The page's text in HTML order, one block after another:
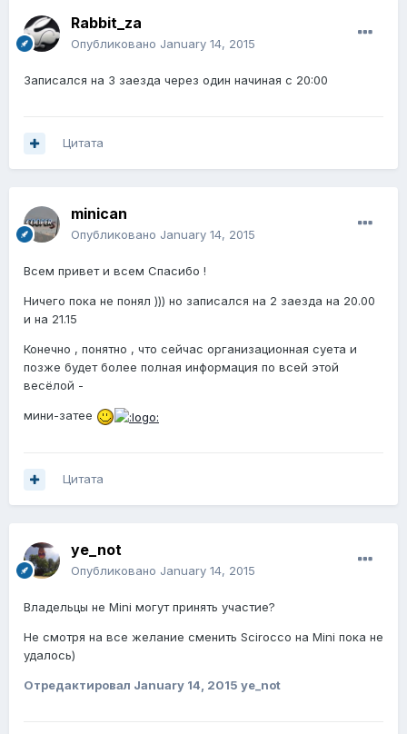
Rabbit_za
Опубликовано January 14, 2015
Записался на 3 заезда через один начиная с 20:00
Цитата
minican
Опубликовано January 14, 2015
Всем привет и всем Спасибо !
Ничего пока не понял ))) но записался на 2 заезда на 20.00
и на 21.15
Конечно , понятно , что сейчас организационная суета и
позже будет более полная информация по всей этой
весёлой -
мини-затее
Цитата
ye_not
Опубликовано January 14, 2015
Владельцы не Mini могут принять участие?
Не смотря на все желание сменить Scirocco на Mini пока не
удалось)
Отредактировал January 14, 2015 ye_not